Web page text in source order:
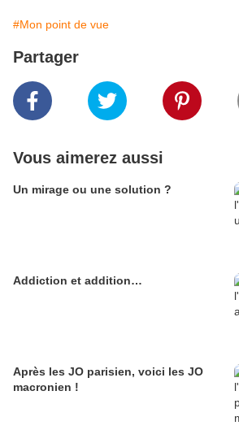
#Mon point de vue
Partager
Vous aimerez aussi
Un mirage ou une solution ?
Addiction et addition…
Après les JO parisien, voici les JO
macronien !